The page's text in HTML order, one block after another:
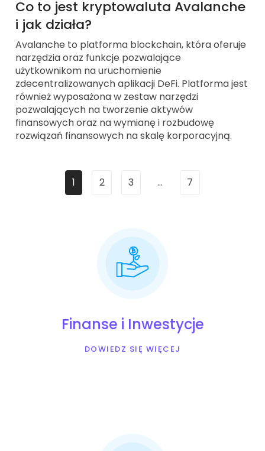
Co to jest kryptowaluta Avalanche
i jak działa?
Avalanche to platforma blockchain, która oferuje
narzędzia oraz funkcje pozwalające
użytkownikom na uruchomienie
zdecentralizowanych aplikacji DeFi. Platforma jest
również wyposażona w zestaw narzędzi
pozwalających na tworzenie aktywów
finansowych oraz na wymianę i rozbudowę
rozwiązań finansowych na skalę korporacyjną.
1 2 3 … 7
Finanse i Inwestycje
DOWIEDZ SIĘ WIĘCEJ